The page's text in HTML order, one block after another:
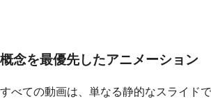
概念を最優先したアニメーション
すべての動画は、単なる静的なスライド